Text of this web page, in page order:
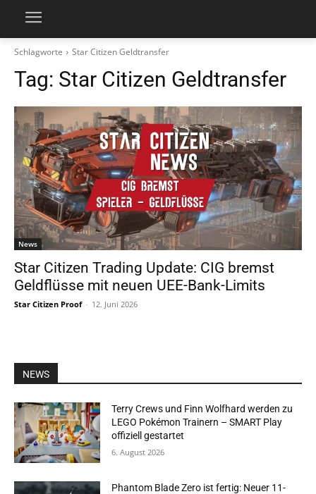
Schlagworte Star Citizen Geldtransfer
Tag: Star Citizen Geldtransfer
News
Star Citizen Trading Update: CIG bremst
Geldflüsse mit neuen UEE-Bank-Limits
Star Citizen Proof - 12. Juni 2026
NEWS
Terry Crews und Finn Wolfhard werden zu
LEGO Pokémon Trainern – SMART Play
offiziell gestartet
6. August 2026
Phantom Blade Zero ist fertig: Neuer 11-